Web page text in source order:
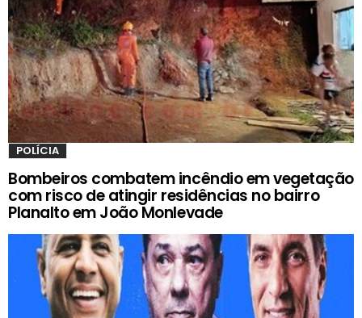
POLÍCIA
Bombeiros combatem incêndio em vegetação
com risco de atingir residências no bairro
Planalto em João Monlevade